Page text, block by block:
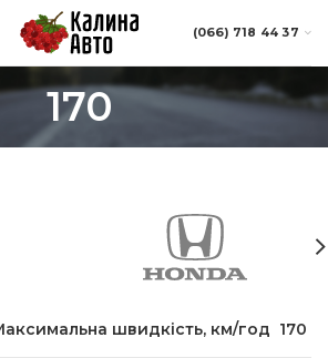
(066) 718 44 37
170
швидкість, км/год 170